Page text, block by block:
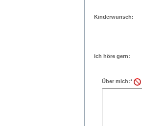
Kinderwunsch:
ich höre gern:
Über mich:*